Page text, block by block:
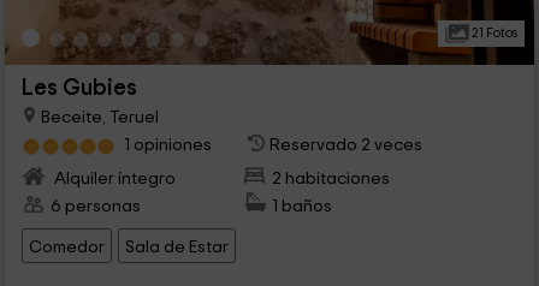
21 Fotos
Les Gubies
Beceite, Teruel
1 opiniones
Reservado 2 veces
Alquiler íntegro
2 habitaciones
6 personas
1 baños
Comedor Sala de Estar